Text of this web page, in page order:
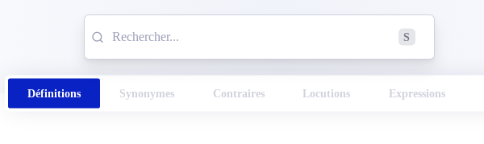
S
Définitions Synonymes Contraires Locutions Expressions